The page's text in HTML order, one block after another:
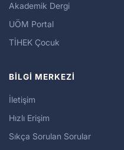
Akademik Dergi
UÖM Portal
TİHEK Çocuk
BİLGİ MERKEZİ
İletişim
Hızlı Erişim
Sıkça Sorulan Sorular